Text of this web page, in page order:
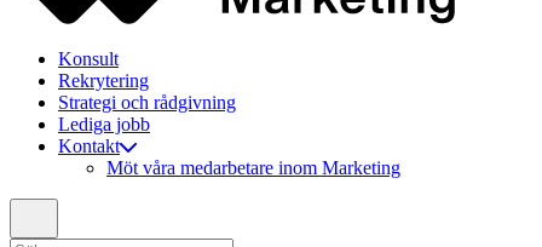
Konsult
Rekrytering
Strategi och rådgivning
Lediga jobb
Kontakt
Möt våra medarbetare inom Marketing